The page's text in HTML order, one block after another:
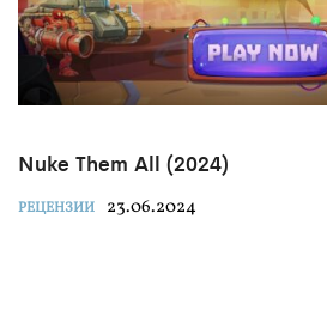
Nuke Them All (2024)
РЕЦЕНЗИИ 23.06.2024